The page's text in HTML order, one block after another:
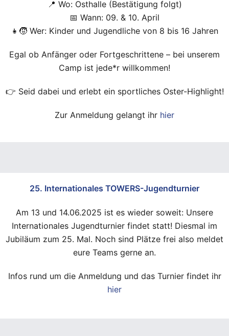
📍 Wo: Osthalle (Bestätigung folgt)
📅 Wann: 09. & 10. April
👧🧒 Wer: Kinder und Jugendliche von 8 bis 16 Jahren
Egal ob Anfänger oder Fortgeschrittene – bei unserem
Camp ist jede*r willkommen!
👉 Seid dabei und erlebt ein sportliches Oster-Highlight!
Zur Anmeldung gelangt ihr hier
25. Internationales TOWERS-Jugendturnier
Am 13 und 14.06.2025 ist es wieder soweit: Unsere
Internationales Jugendturnier findet statt! Diesmal im
Jubiläum zum 25. Mal. Noch sind Plätze frei also meldet
eure Teams gerne an.
Infos rund um die Anmeldung und das Turnier findet ihr
hier